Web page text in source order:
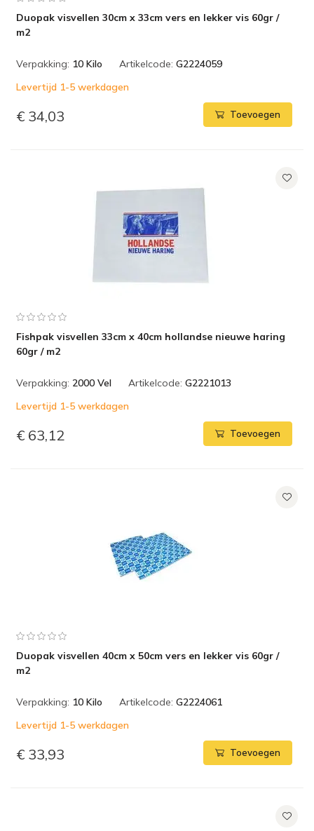
Duopak visvellen 30cm x 33cm vers en lekker vis 60gr /
m2
Verpakking: 10 Kilo Artikelcode: G2224059
Levertijd 1-5 werkdagen
€ 34,03 Toevoegen
Fishpak visvellen 33cm x 40cm hollandse nieuwe haring
60gr / m2
Verpakking: 2000 Vel Artikelcode: G2221013
Levertijd 1-5 werkdagen
€ 63,12 Toevoegen
Duopak visvellen 40cm x 50cm vers en lekker vis 60gr /
m2
Verpakking: 10 Kilo Artikelcode: G2224061
Levertijd 1-5 werkdagen
€ 33,93 Toevoegen